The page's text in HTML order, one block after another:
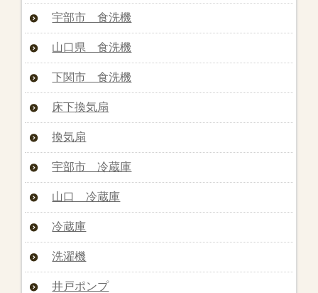
宇部市 食洗機
山口県 食洗機
下関市 食洗機
床下換気扇
換気扇
宇部市 冷蔵庫
山口 冷蔵庫
冷蔵庫
洗濯機
井戸ポンプ